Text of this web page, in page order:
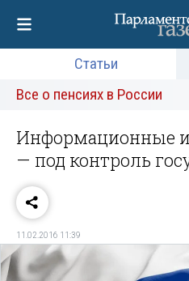
Статьи
Все о пенсиях в России
Информационные
— под контроль
11.02.2016 11:39